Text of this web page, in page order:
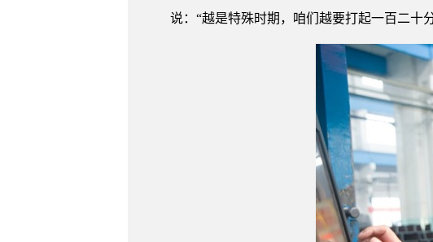
说：“越是特殊时期，咱们越要打起一百二十